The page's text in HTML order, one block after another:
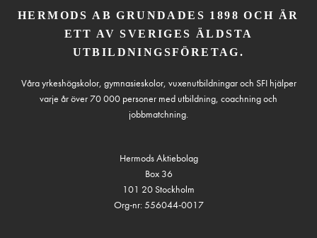
HERMODS AB GRUNDADES 1898 OCH ÄR
ETT AV SVERIGES ÄLDSTA
UTBILDNINGSFÖRETAG.
Våra yrkeshögskolor, gymnasieskolor, vuxenutbildningar och SFI hjälper
varje år över 70 000 personer med utbildning, coachning och
jobbmatchning.
Hermods Aktiebolag
Box 36
101 20 Stockholm
Org-nr: 556044-0017